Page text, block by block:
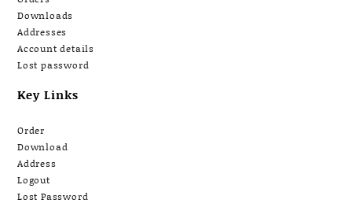
Downloads
Addresses
Account details
Lost password
Key Links
Order
Download
Address
Logout
Lost Password